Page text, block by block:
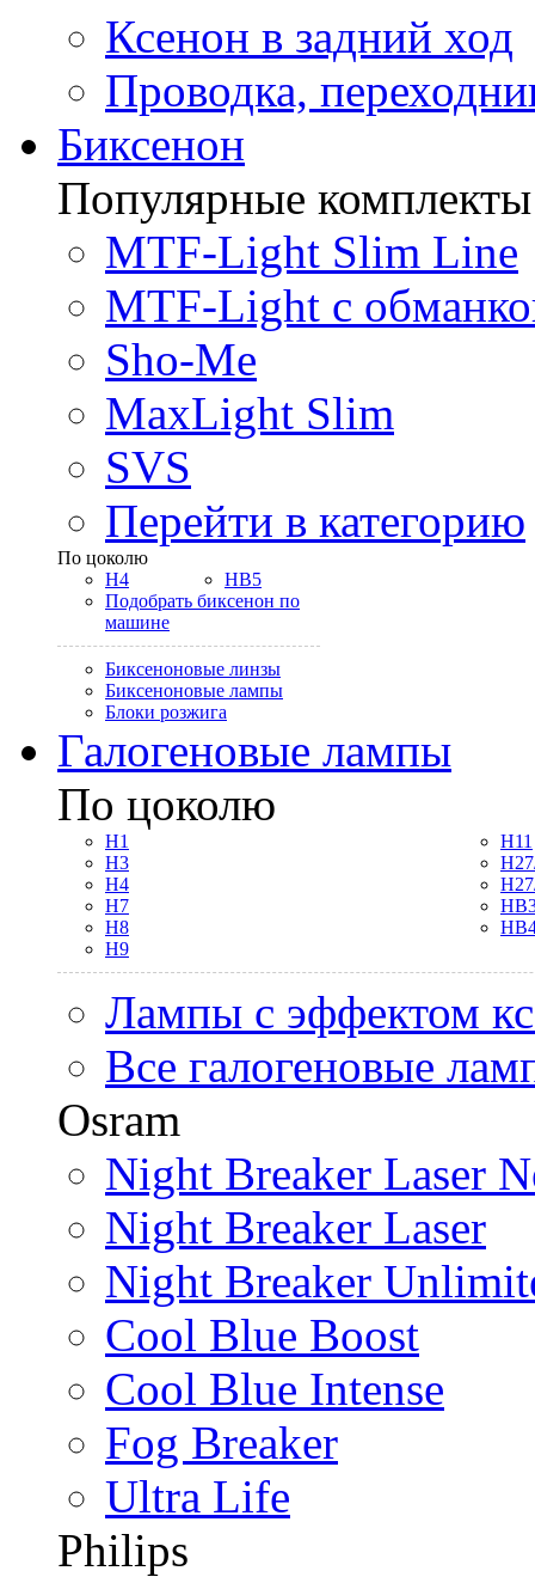
Ксенон в задний ход
Проводка,
Биксенон
Популярные комплекты
MTF-Light Slim Line
MTF-Light с
Sho-Me
MaxLight Slim
SVS
Перейти в категорию
По цоколю
H4
HB5
Подобрать биксенон по
машине
Биксеноновые линзы
Биксеноновые лампы
Блоки розжига
Галогеновые лампы
По цоколю
H1
H3
H4
H7
H8
H9
H11
Лампы с эффектом
Все галогеновые
Osram
Night Breaker Laser
Night Breaker Laser
Night Breaker
Cool Blue Boost
Cool Blue Intense
Fog Breaker
Ultra Life
Philips